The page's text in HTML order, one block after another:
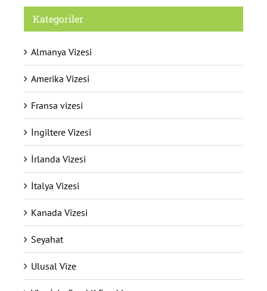
Kategoriler
Almanya Vizesi
Amerika Vizesi
Fransa vizesi
İngiltere Vizesi
İrlanda Vizesi
İtalya Vizesi
Kanada Vizesi
Seyahat
Ulusal Vize